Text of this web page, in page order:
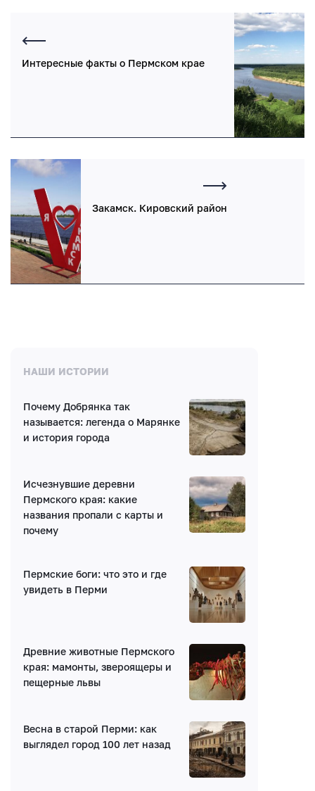
Интересные факты о Пермском крае
Закамск. Кировский район
НАШИ ИСТОРИИ
Почему Добрянка так
называется: легенда о Марянке
и история города
Исчезнувшие деревни
Пермского края: какие
названия пропали с карты и
почему
Пермские боги: что это и где
увидеть в Перми
Древние животные Пермского
края: мамонты, звероящеры и
пещерные львы
Весна в старой Перми: как
выглядел город 100 лет назад